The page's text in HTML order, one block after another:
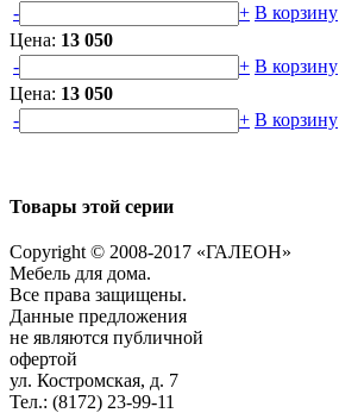
-
+ В корзину
Цена: 13 050
-
+ В корзину
Цена: 13 050
-
+ В корзину
Товары этой серии
Copyright © 2008-2017 «ГАЛЕОН»
Мебель для дома.
Все права защищены.
Данные предложения
не являются публичной
офертой
ул. Костромская, д. 7
Тел.: (8172) 23-99-11